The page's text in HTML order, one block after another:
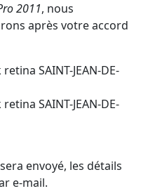
2011, nous
après votre accord
envoyé, les détails
e-mail.